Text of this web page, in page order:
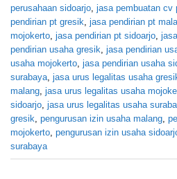
perusahaan sidoarjo jasa pembuatan cv
pendirian pt gresik jasa pendirian pt
mojokerto jasa pendirian pt sidoarjo
pendirian usaha gresik jasa pendirian
usaha mojokerto jasa pendirian usaha
surabaya jasa urus legalitas usaha
malang jasa urus legalitas usaha
sidoarjo jasa urus legalitas usaha
gresik pengurusan izin usaha malang
mojokerto pengurusan izin usaha
surabaya